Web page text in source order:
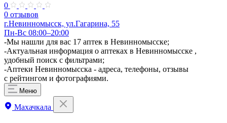
0
0 отзывов
г.Невинномысск, ул.Гагарина, 55
Пн-Вс 08:00–20:00
-Мы нашли для вас 17 аптек в Невинномысске;
-Актуальная информация о аптеках в Невинномысске ,
удобный поиск с фильтрами;
-Аптеки Невинномысска - адреса, телефоны, отзывы
с рейтингом и фотографиями.
Меню
Махачкала